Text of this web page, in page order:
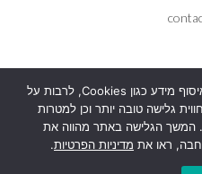
באתר זה נעשה שימוש בטכנולוגיות איסוף מידע כגון Cookies, לרבות על
גלישה טובה יותר וכן למטרות
המשך הגלישה באתר מהווה את
ראו את מדיניות הפרטיות.
אנחנו משתמשים בעוגיות (cookies) כדי לשפר את חוויית הגלישה,
כמפורט
את הסכמתך לכך.